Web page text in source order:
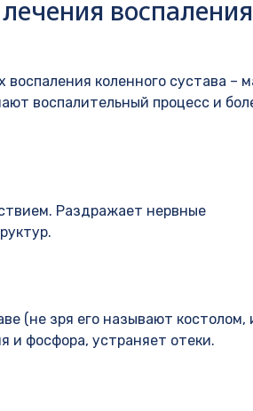
воспаления
коленного сустава –
воспалительный процесс и
Раздражает нервные
(не зря его называют костолом,
и фосфора, устраняет отеки.